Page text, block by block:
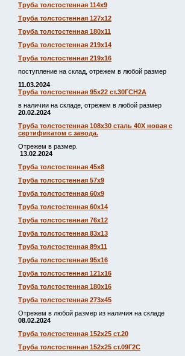
Труба толстостенная 114х9
Труба толстостенная 127х12
Труба толстостенная 180х11
Труба толстостенная 219х14
Труба толстостенная 219х16
поступление на склад, отрежем в любой размер
11.03.2024
Труба толстостенная 95х22 ст.30ГСН2А
в наличии на складе, отрежем в любой размер
20.02.2024
Труба толстостенная 108х30 сталь 40Х новая с
сертификатом с завода.
Отрежем в размер.
13.02.2024
Труба толстостенная 45х8
Труба толстостенная 57х9
Труба толстостенная 60х9
Труба толстостенная 60х14
Труба толстостенная 76х12
Труба толстостенная 83х13
Труба толстостенная 89х11
Труба толстостенная 95х16
Труба толстостенная 121х16
Труба толстостенная 180х16
Труба толстостенная 273х45
Отрежем в любой размер из наличия на складе
08.02.2024
Труба толстостенная 152х25 ст.20
Труба толстостенная 152х25 ст.09Г2С